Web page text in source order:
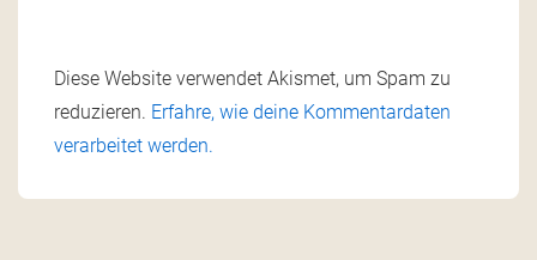
Diese Website verwendet Akismet, um Spam zu
reduzieren. Erfahre, wie deine Kommentardaten
verarbeitet werden.